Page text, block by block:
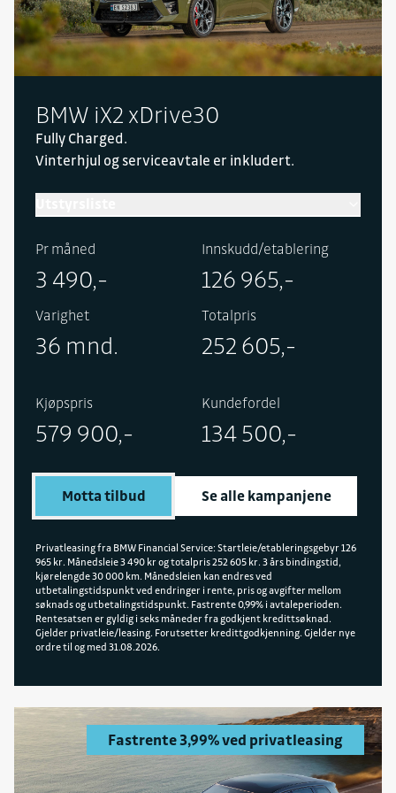
BMW iX2 xDrive30
Fully Charged.
Vinterhjul og serviceavtale er inkludert.
Rattvarme, utfellbart tilhengerfeste, Active Seat
for fører og passasjer, elektrisk setejustering i
Comfort Access, BMW Head-Up Display, eksteriør
speilpakke, BMW Live Cockpit Professional,
oppbevaring for trådløs lading, BMW kidney
'Iconic Glow', Parking Assistant Plus,
interiør deler, M Sport eksteriør deler,
interiørlister Aluminium Hexacube Pale M, BMW
Individual high-gloss Shadow Line, BMW
Individual innertaktrekk antrasitt, sportsseter
fremseter og 19" felger.
Pr måned
3 490,-
Innskudd/etablering
126 965,-
Varighet
36 mnd.
Totalpris
252 605,-
Kjøpspris
579 900,-
Kundefordel
134 500,-
Motta tilbud Se alle kampanjene
Privatleasing fra BMW Financial Service: Startleie/etableringsgebyr 126
965 kr. Månedsleie 3 490 kr og totalpris 252 605 kr. 3 års bindingstid,
kjørelengde 30 000 km. Månedsleien kan endres ved
utbetalingstidspunkt ved endringer i rente, pris og avgifter mellom
søknads og utbetalingstidspunkt. Fastrente 0,99% i avtaleperioden.
Rentesatsen er gyldig i seks måneder fra godkjent kredittsøknad.
Gjelder privatleie/leasing. Forutsetter kredittgodkjenning. Gjelder nye
ordre til og med 31.08.2026.
Fastrente 3,99% ved privatleasing